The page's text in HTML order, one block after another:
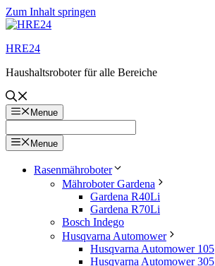
Zum Inhalt springen
HRE24
Haushaltsroboter für alle Bereiche
Menue
Menue
Rasenmähroboter
Mähroboter Gardena
Gardena R40Li
Gardena R70Li
Bosch Indego
Husqvarna Automower
Husqvarna Automower 105
Husqvarna Automower 305